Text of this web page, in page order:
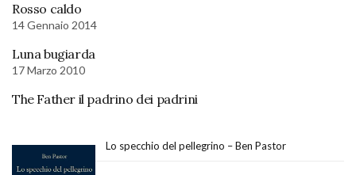
Rosso caldo
14 Gennaio 2014
Luna bugiarda
17 Marzo 2010
The Father il padrino dei padrini
Lo specchio del pellegrino – Ben Pastor